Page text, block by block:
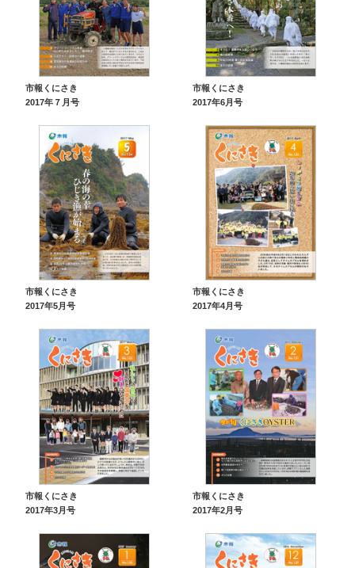
市報くにさき
2017年７月号
市報くにさき
2017年6月号
市報くにさき
2017年5月号
市報くにさき
2017年4月号
市報くにさき
2017年3月号
市報くにさき
2017年2月号